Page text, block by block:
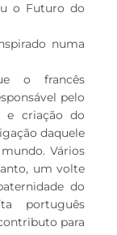
o Futuro do
numa
o francês
pelo
e criação do
daquele
Vários
um volte
do
português
para